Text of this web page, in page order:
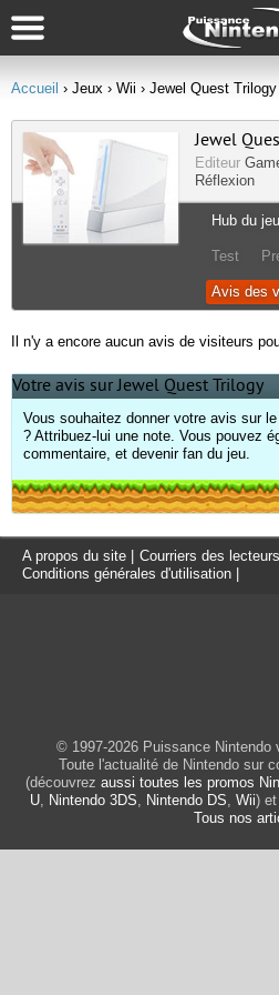
Accueil › Jeux › Wii › Jewel Quest Trilogy
Jewel
Editeur
Réflexion
Hub du jeu
Test
Avis des
Il n'y a encore aucun avis de visiteurs
Votre avis sur Jewel Quest Trilogy
Vous souhaitez donner votre avis sur
? Attribuez-lui une note. Vous pouvez
commentaire, et devenir fan du jeu.
A propos du site Courriers des lecteurs
Conditions générales d'utilisation
© 1997-2026 Puissance Nintendo
Toute l'actualité de Nintendo sur
(découvrez aussi toutes les promos
U, Nintendo 3DS, Nintendo DS, Wii)
Tous nos